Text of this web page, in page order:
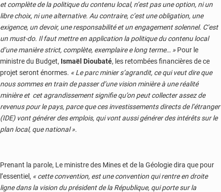
et complète de la politique du contenu local, n’est pas une option, ni un
libre choix, ni une alternative. Au contraire, c’est une obligation, une
exigence, un devoir, une responsabilité et un engagement solennel. C’est
un must-do. Il faut mettre en application la politique du contenu local
d’une manière strict, complète, exemplaire e long terme… » Pour le
ministre du Budget, Ismaël Dioubaté, les retombées financières de ce
projet seront énormes. « Le parc minier s’agrandit, ce qui veut dire que
nous sommes en train de passer d’une vision minière à une réalité
minière et cet agrandissement signifie qu’on peut collecter assez de
revenus pour le pays, parce que ces investissements directs de l’étranger
(IDE) vont générer des emplois, qui vont aussi générer des intérêts sur le
plan local, que national ».
Prenant la parole, Le ministre des Mines et de la Géologie dira que pour
l’essentiel, « cette convention, est une convention qui rentre en droite
ligne dans la vision du président de la République, qui porte sur la